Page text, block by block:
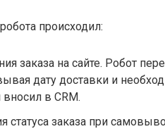
происходил:
заказа на сайте. Робот
дату доставки и
в CRM.
статуса заказа при